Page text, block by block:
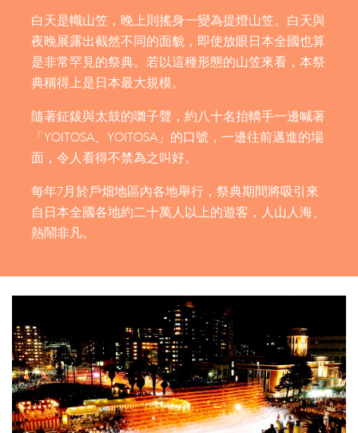
白天是幟山笠，晚上則搖身一變為提燈山笠。白天與
夜晚展露出截然不同的面貌，即使放眼日本全國也算
是非常罕見的祭典。若以這種形態的山笠來看，本祭
典稱得上是日本最大規模。
隨著鉦鈸與太鼓的囃子聲，約八十名抬轎手一邊喊著
「YOITOSA、YOITOSA」的口號，一邊往前邁進的場
面，令人看得不禁為之叫好。
每年7月於戶畑地區內各地舉行，祭典期間將吸引來
自日本全國各地約二十萬人以上的遊客，人山人海、
熱鬧非凡。